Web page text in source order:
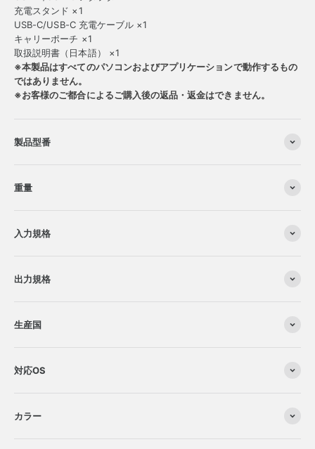
充電スタンド ×1
USB-C/USB-C 充電ケーブル ×1
キャリーポーチ ×1
取扱説明書（日本語） ×1
※本製品はすべてのパソコンおよびアプリケーションで動作するもの
ではありません。
※お客様のご都合によるご購入後の返品・返金はできません。
製品型番
重量
入力規格
出力規格
生産国
対応OS
カラー